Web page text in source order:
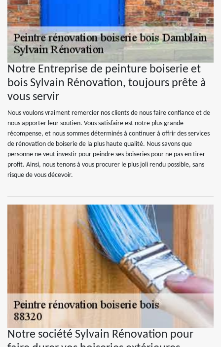
Notre Entreprise de peinture boiserie et
bois Sylvain Rénovation, toujours prête à
vous servir
Nous voulons vraiment remercier nos clients de nous faire confiance et de
nous apporter leur soutien. Vous satisfaire est notre plus grande
récompense, et nous sommes déterminés à continuer à offrir des services
de rénovation de boiserie de la plus haute qualité. Nous savons que
personne ne veut investir pour peindre ses boiseries pour ne pas en tirer
profit. Ainsi, nous tenons à vous procurer le plus joli rendu possible, sans
risque de vous décevoir.
Notre société Sylvain Rénovation pour